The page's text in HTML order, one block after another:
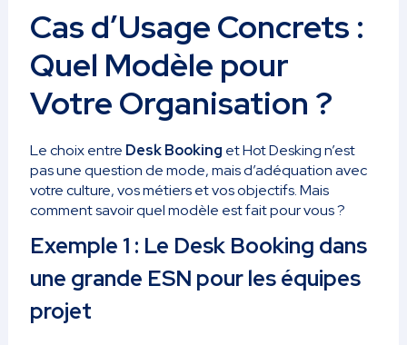
Cas d’Usage Concrets :
Quel Modèle pour
Votre Organisation ?
Le choix entre Desk Booking et Hot Desking n’est
pas une question de mode, mais d’adéquation avec
votre culture, vos métiers et vos objectifs. Mais
comment savoir quel modèle est fait pour vous ?
Exemple 1 : Le Desk Booking dans
une grande ESN pour les équipes
projet